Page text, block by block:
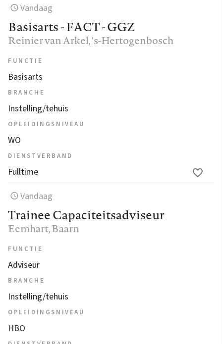
Vandaag
Basisarts - FACT - GGZ
Reinier van Arkel, 's-Hertogenbosch
FUNCTIE
Basisarts
BRANCHE
Instelling/tehuis
OPLEIDINGSNIVEAU
WO
DIENSTVERBAND
Fulltime
Vandaag
Trainee Capaciteitsadviseur
Eemhart, Baarn
FUNCTIE
Adviseur
BRANCHE
Instelling/tehuis
OPLEIDINGSNIVEAU
HBO